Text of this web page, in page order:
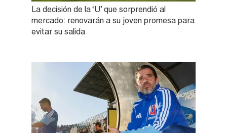
La decisión de la ‘U’ que sorprendió al
mercado: renovarán a su joven promesa para
evitar su salida